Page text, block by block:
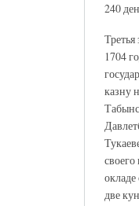
240
Третья
1704
казну
две